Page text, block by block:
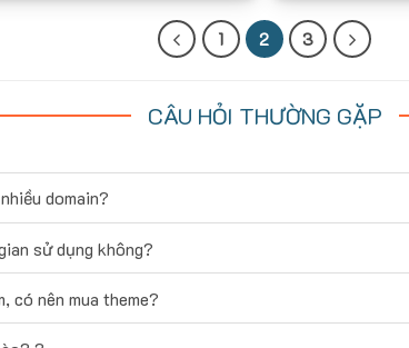
1 2 3
CÂU HỎI THƯỜNG GẶP
domain?
sử dụng không?
có nên mua theme?